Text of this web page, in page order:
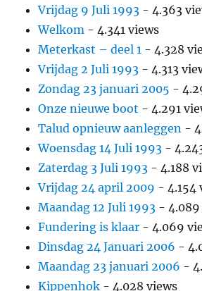
Vrijdag 9 Juli 1993 - 4.363
Welkom - 4.341 views
Meterkast – deel 1 - 4.328
Vrijdag 2 Juli 1993 - 4.313
Zondag 23 januari 2005 -
Onze nieuwe boot - 4.291
Talud opnieuw aanleggen -
Woensdag 14 Juli 1993 -
Zaterdag 3 Juli 1993 - 4.188
Vrijdag 24 april 2009 - 4.154
Maandag 12 Juli 1993 - 4.089
Fundering is klaar - 4.069
Dinsdag 24 Januari 2006 -
Maandag 23 januari 2006 -
Kippenhok - 4.028 views